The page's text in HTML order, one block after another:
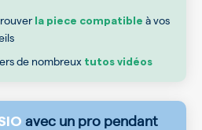
la piece compatible à vos
de nombreux tutos vidéos
avec un pro pendant